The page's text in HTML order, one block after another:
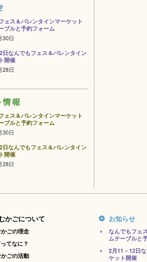
ェス＆バレンタインマーケット
ブルと予約フォーム
30日
日なんでもフェス＆バレンタイン
開催
28日
ェス＆バレンタインマーケット
ブルと予約フォーム
30日
日なんでもフェス＆バレンタイン
開催
28日
かごについて
ごの理念
てなに？
ごの活動
お知らせ
なんでもフェ
ムテーブルと
2月11－12日
ケット開催